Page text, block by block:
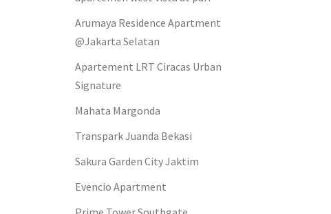
Arumaya Residence Apartment
@Jakarta Selatan
Apartement LRT Ciracas Urban
Signature
Mahata Margonda
Transpark Juanda Bekasi
Sakura Garden City Jaktim
Evencio Apartment